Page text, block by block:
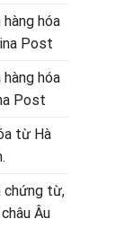
hóa
Post
hóa
Post
từ Hà
chứng từ,
Âu